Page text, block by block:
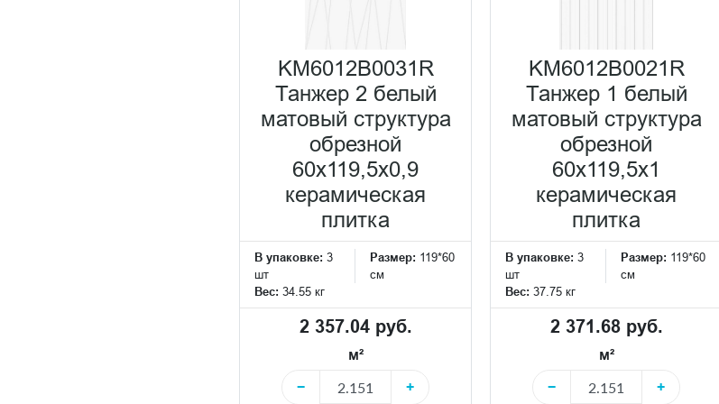
KM6012B0031R
Танжер 2 белый
матовый структура
обрезной
60x119,5x0,9
керамическая
плитка
В упаковке: 3
шт
Размер: 119*60
см
Вес: 34.55 кг
2 357.04 руб.
м²
−
+
KM6012B0021R
Танжер 1 белый
матовый структура
обрезной
60x119,5x1
керамическая
плитка
В упаковке: 3
шт
Размер: 119*60
см
Вес: 37.75 кг
2 371.68 руб.
м²
−
+